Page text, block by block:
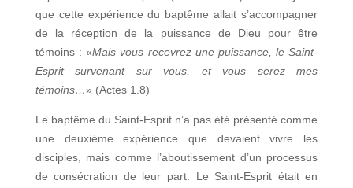
que cette expérience du baptême allait s’accompagner
de la réception de la puissance de Dieu pour être
témoins : «Mais vous recevrez une puissance, le Saint-
Esprit survenant sur vous, et vous serez mes
témoins…» (Actes 1.8)
Le baptême du Saint-Esprit n’a pas été présenté comme
une deuxième expérience que devaient vivre les
disciples, mais comme l’aboutissement d’un processus
de consécration de leur part. Le Saint-Esprit était en